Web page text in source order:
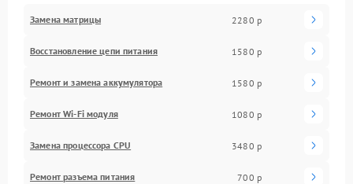
Замена матрицы 2280 р
Восстановление цепи питания 1580 р
Ремонт и замена аккумулятора 1580 р
Ремонт Wi-Fi модуля 1080 р
Замена процессора CPU 3480 р
Ремонт разъема питания 700 р